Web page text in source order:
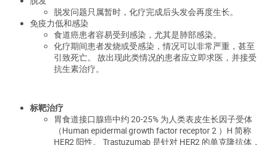
脱发问题只属暂时，化疗完成后头发会再度生长。
免疫力低和感染
食道癌患者容易受到感染，尤其是肺部感染。
化疗期间患者发烧或受感染，情况可以非常严重，甚至
引致死亡。 故出现此类情况的患者应立即求医，并接受
抗生素治疗。
标靶治疗
胃食道接口腺癌中约 20-25% 为人类表皮生长因子受体
（Human epidermal growth factor receptor 2 ）H 简称
HER2 阳性。 Trastuzumab 是针对 HER2 的单克隆抗体，